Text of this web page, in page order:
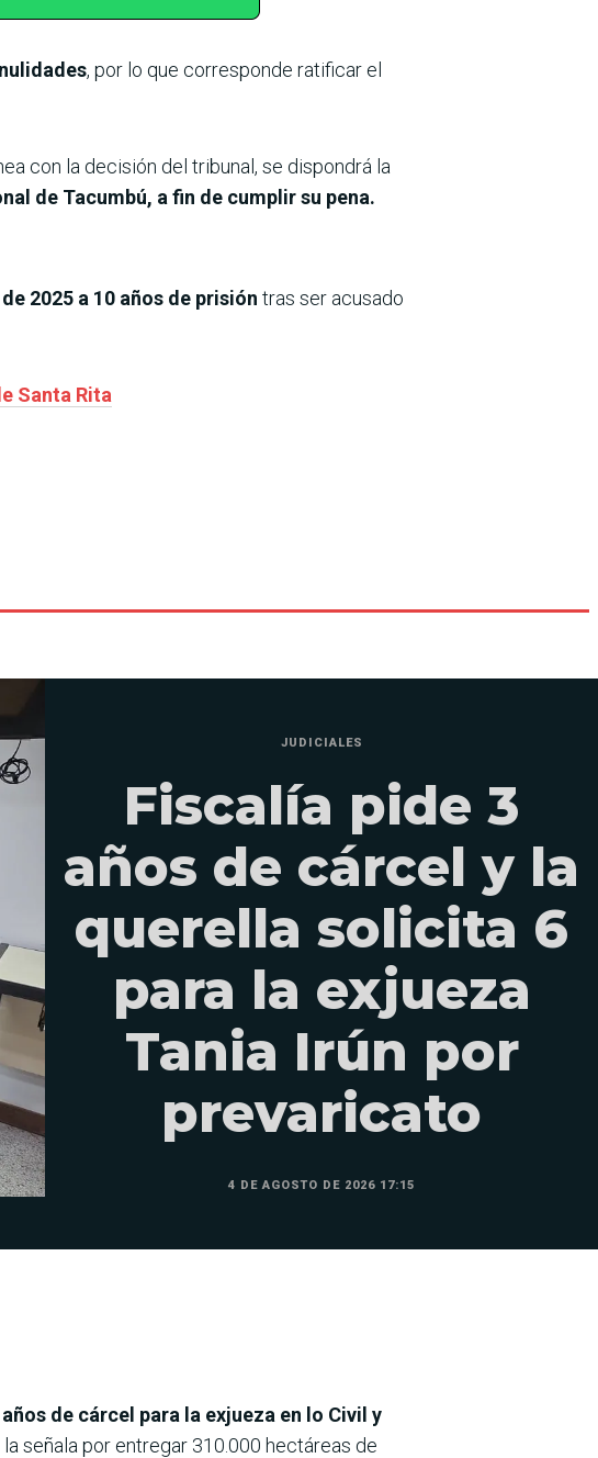
, por lo que corresponde ratificar el
con la decisión del tribunal, se dispondrá la
de Tacumbú, a fin de cumplir su pena.
2025 a 10 años de prisión tras ser acusado
Santa Rita
JUDICIALES
Fiscalía pide 3
años de cárcel y la
querella solicita 6
para la exjueza
Tania Irún por
prevaricato
4 DE AGOSTO DE 2026 17:15
de cárcel para la exjueza en lo Civil y
la señala por entregar 310.000 hectáreas de